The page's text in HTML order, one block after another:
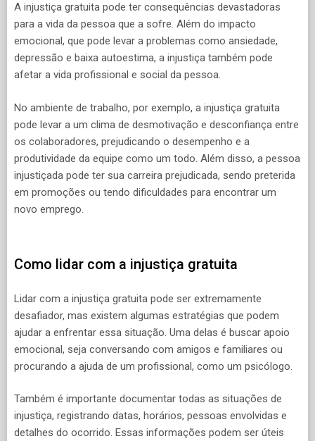
A injustiça gratuita pode ter consequências devastadoras
para a vida da pessoa que a sofre. Além do impacto
emocional, que pode levar a problemas como ansiedade,
depressão e baixa autoestima, a injustiça também pode
afetar a vida profissional e social da pessoa.
No ambiente de trabalho, por exemplo, a injustiça gratuita
pode levar a um clima de desmotivação e desconfiança entre
os colaboradores, prejudicando o desempenho e a
produtividade da equipe como um todo. Além disso, a pessoa
injustiçada pode ter sua carreira prejudicada, sendo preterida
em promoções ou tendo dificuldades para encontrar um
novo emprego.
Como lidar com a injustiça gratuita
Lidar com a injustiça gratuita pode ser extremamente
desafiador, mas existem algumas estratégias que podem
ajudar a enfrentar essa situação. Uma delas é buscar apoio
emocional, seja conversando com amigos e familiares ou
procurando a ajuda de um profissional, como um psicólogo.
Também é importante documentar todas as situações de
injustiça, registrando datas, horários, pessoas envolvidas e
detalhes do ocorrido. Essas informações podem ser úteis